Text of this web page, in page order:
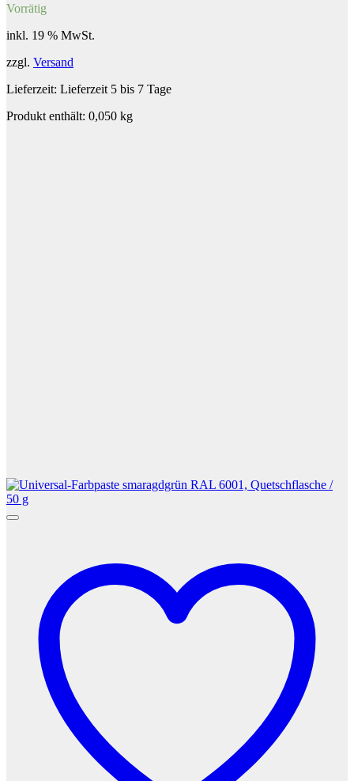
Vorrätig
inkl. 19 % MwSt.
zzgl. Versand
Lieferzeit: Lieferzeit 5 bis 7 Tage
Produkt enthält: 0,050 kg